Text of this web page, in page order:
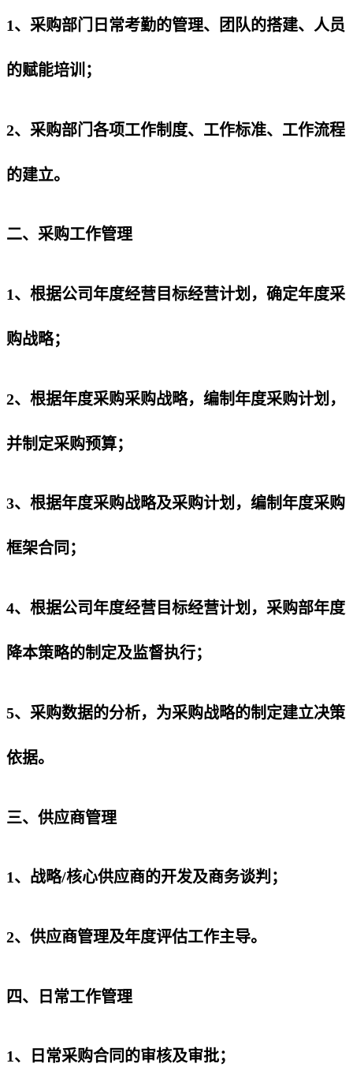
1、采购部门日常考勤的管理、团队的搭建、人员
的赋能培训；
2、采购部门各项工作制度、工作标准、工作流程
的建立。
二、采购工作管理
1、根据公司年度经营目标经营计划，确定年度采
购战略；
2、根据年度采购采购战略，编制年度采购计划，
并制定采购预算；
3、根据年度采购战略及采购计划，编制年度采购
框架合同；
4、根据公司年度经营目标经营计划，采购部年度
降本策略的制定及监督执行；
5、采购数据的分析，为采购战略的制定建立决策
依据。
三、供应商管理
1、战略/核心供应商的开发及商务谈判；
2、供应商管理及年度评估工作主导。
四、日常工作管理
1、日常采购合同的审核及审批；